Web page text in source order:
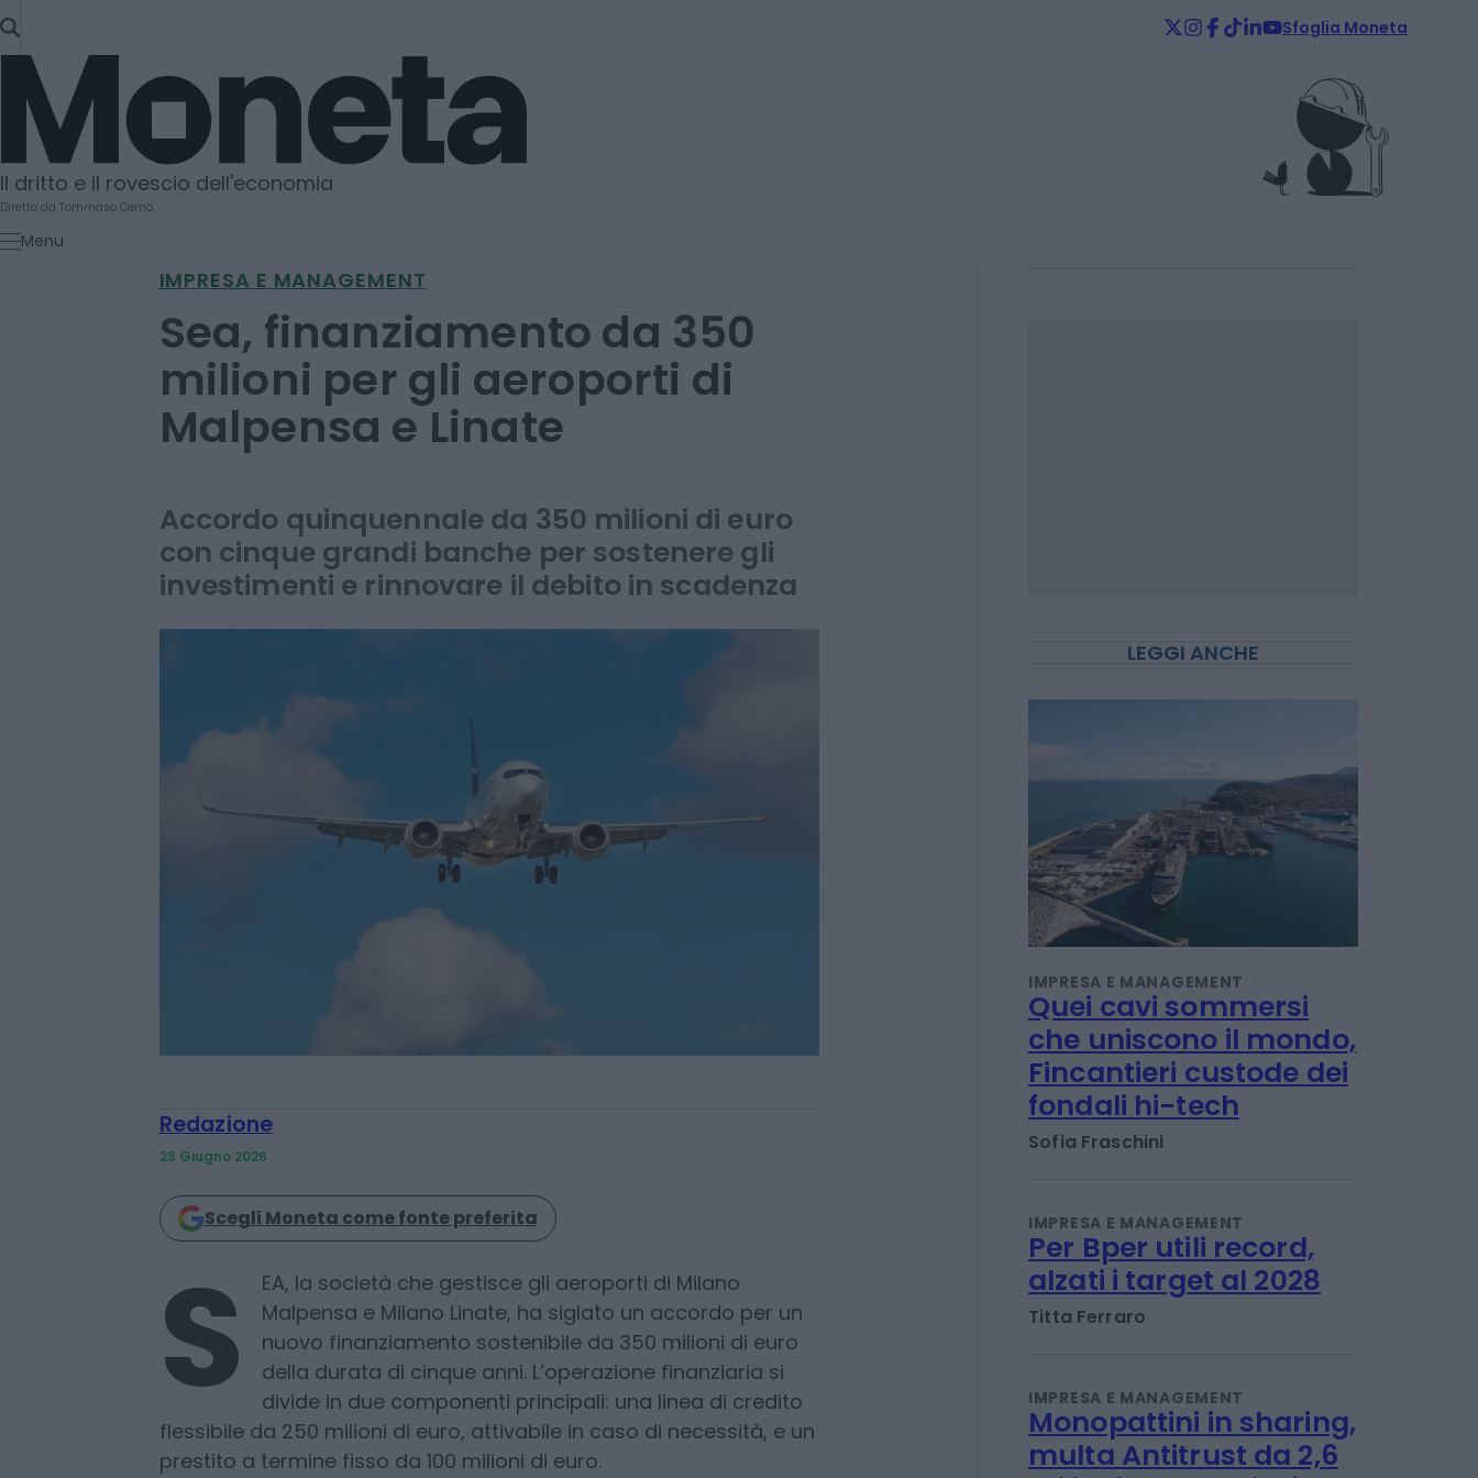
SKIP
TO
CONTENT
Sfoglia Moneta
Moneta
Il dritto e il rovescio dell'economia
Diretto da Tommaso Cerno
Menu
IMPRESA E MANAGEMENT
Sea, finanziamento da 350
Malpensa e Linate
Accordo quinquennale da 350 milioni di euro
con cinque grandi banche per sostenere gli
Redazione
Scegli Moneta come fonte preferita
S
EA, la società che gestisce gli aeroporti di Milano
Malpensa e Milano Linate, ha siglato un accordo per un
nuovo finanziamento sostenibile da 350 milioni di euro
della durata di cinque anni. L’operazione finanziaria si
IMPRESA E MANAGEMENT
Quei cavi sommersi
che uniscono il mondo,
Sofia Fraschini
IMPRESA E MANAGEMENT
Titta Ferraro